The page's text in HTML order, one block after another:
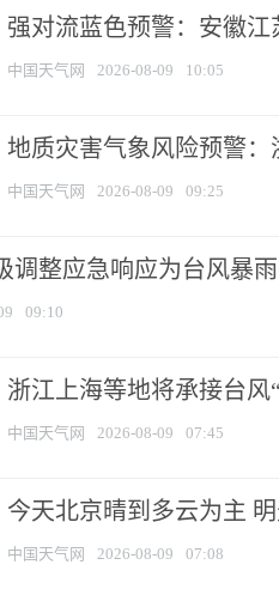
强对流蓝色预警：安徽
中国天气网 2026-08-09 10:05
地质灾害气象风险预警
中国天气网 2026-08-09 09:25
调整应急响应为台风暴
09:10
浙江上海等地将承接台风
中国天气网 2026-08-09 07:45
今天北京晴到多云为主
中国天气网 2026-08-09 07:08